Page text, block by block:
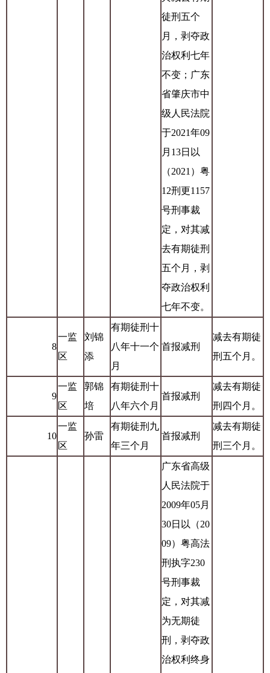
徒刑五个
月，剥夺政
治权利七年
不变；广东
省肇庆市中
级人民法院
于2021年09
月13日以
（2021）粤
12刑更1157
号刑事裁
定，对其减
去有期徒刑
五个月，剥
夺政治权利
七年不变。
8
一监
区
刘锦
添
有期徒刑十
八年十一个
月
首报减刑
减去有期徒
刑五个月。
9
一监
区
郭锦
培
有期徒刑十
八年六个月
首报减刑
减去有期徒
刑四个月。
10
一监
区
孙雷
有期徒刑九
年三个月
首报减刑
减去有期徒
刑三个月。
广东省高级
人民法院于
2009年05月
30日以（20
09）粤高法
刑执字230
号刑事裁
定，对其减
为无期徒
刑，剥夺政
治权利终身